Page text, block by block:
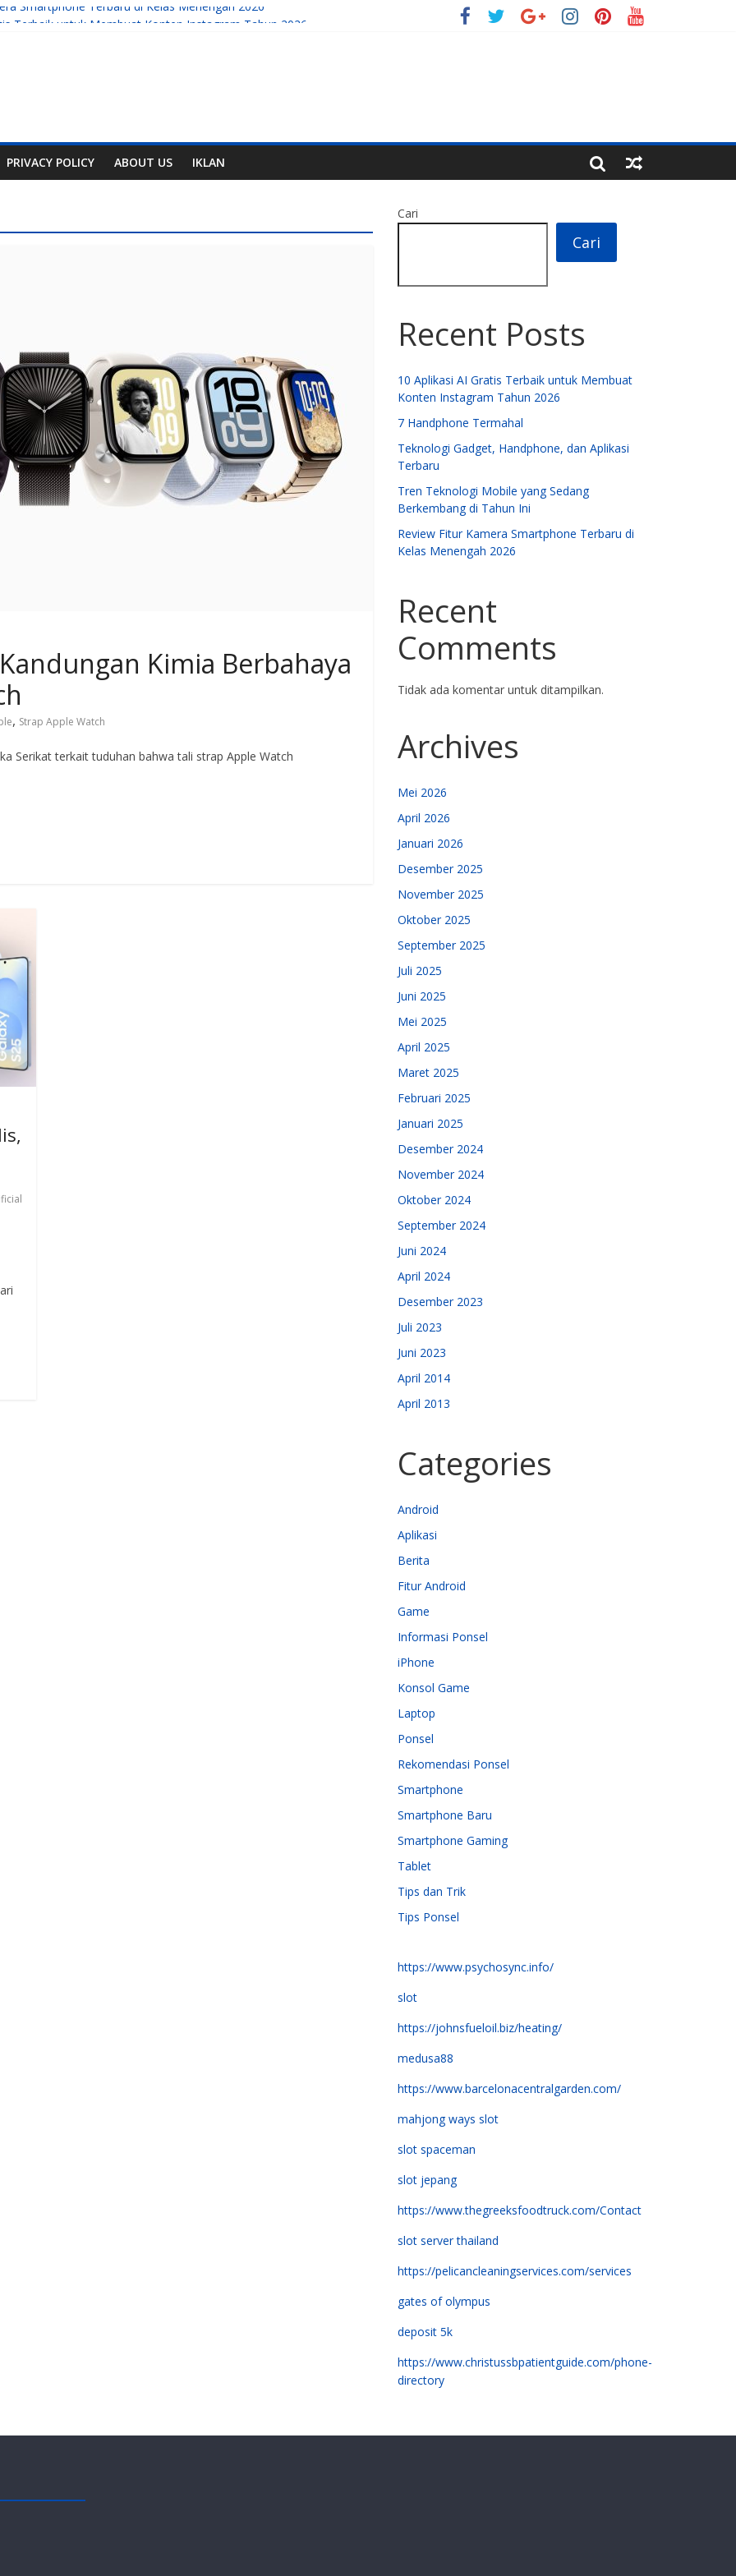
Smartphone Terbaru di Kelas Menengah 2026
dan Aplikasi Terbaru
yang Sedang Berkembang di Tahun Ini
PRIVACY POLICY ABOUT US IKLAN
Kimia Berbahaya
, Strap Apple Watch
Serikat terkait tuduhan bahwa tali strap Apple Watch
Cari
Cari
Recent Posts
10 Aplikasi AI Gratis Terbaik untuk Membuat
Konten Instagram Tahun 2026
7 Handphone Termahal
Teknologi Gadget, Handphone, dan Aplikasi
Terbaru
Tren Teknologi Mobile yang Sedang
Berkembang di Tahun Ini
Review Fitur Kamera Smartphone Terbaru di
Kelas Menengah 2026
Recent
Comments
Tidak ada komentar untuk ditampilkan.
Archives
Mei 2026
April 2026
Januari 2026
Desember 2025
November 2025
Oktober 2025
September 2025
Juli 2025
Juni 2025
Mei 2025
April 2025
Maret 2025
Februari 2025
Januari 2025
Desember 2024
November 2024
Oktober 2024
September 2024
Juni 2024
April 2024
Desember 2023
Juli 2023
Juni 2023
April 2014
April 2013
Categories
Android
Aplikasi
Berita
Fitur Android
Game
Informasi Ponsel
iPhone
Konsol Game
Laptop
Ponsel
Rekomendasi Ponsel
Smartphone
Smartphone Baru
Smartphone Gaming
Tablet
Tips dan Trik
Tips Ponsel
https://www.psychosync.info/
slot
https://johnsfueloil.biz/heating/
medusa88
https://www.barcelonacentralgarden.com/
mahjong ways slot
slot spaceman
slot jepang
https://www.thegreeksfoodtruck.com/Contact
slot server thailand
https://pelicancleaningservices.com/services
gates of olympus
deposit 5k
https://www.christussbpatientguide.com/phone-
directory